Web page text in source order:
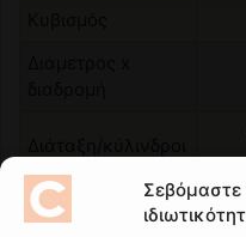
Σεβόμαστε